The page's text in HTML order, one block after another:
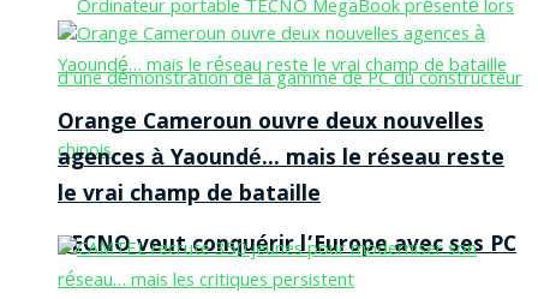
TECNO veut conquérir l’Europe avec ses PC
Orange Cameroun ouvre deux nouvelles
agences à Yaoundé… mais le réseau reste
le vrai champ de bataille